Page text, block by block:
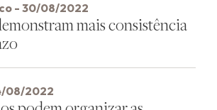
- 30/08/2022
mais consistência
08/2022